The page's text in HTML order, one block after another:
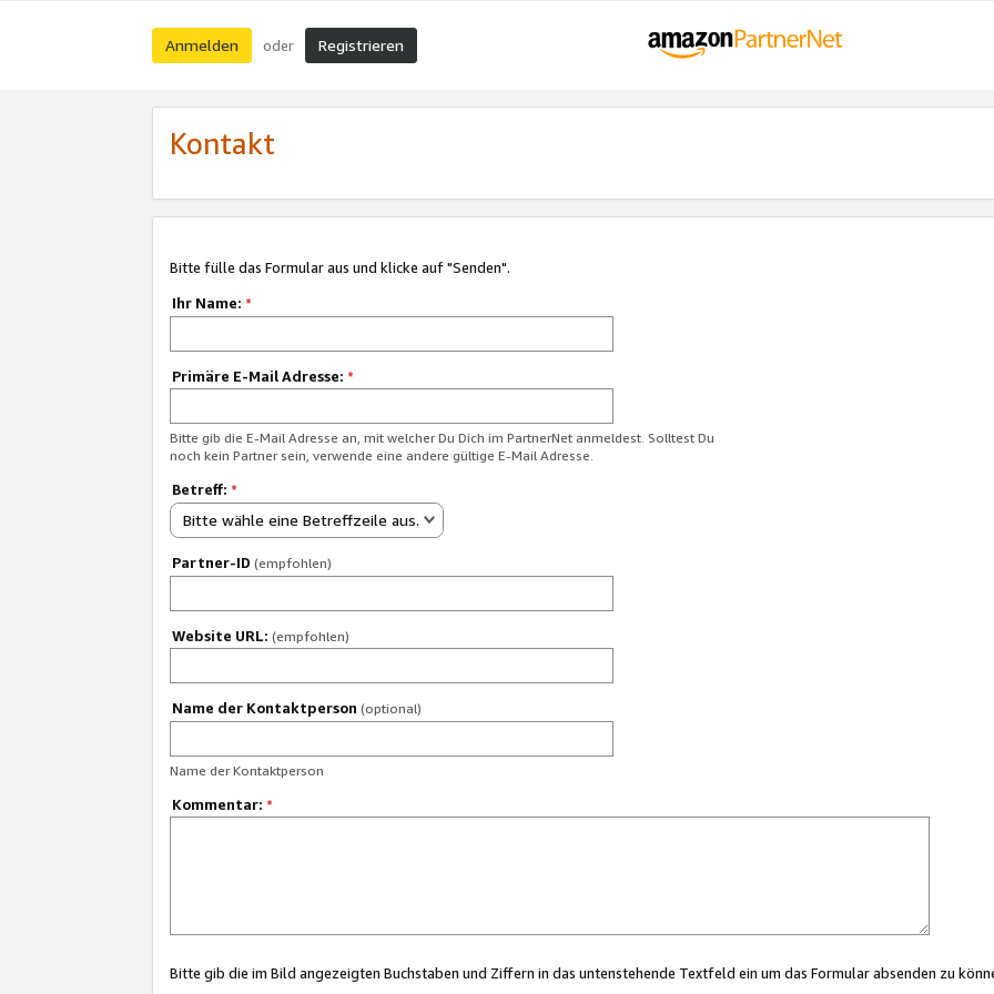
Anmelden oder Registrieren
Kontakt
Bitte fülle das Formular aus und klicke auf "Senden".
Ihr Name: *
Primäre E-Mail Adresse: *
Bitte gib die E-Mail Adresse an, mit welcher Du Dich im PartnerNet anmeldest. Solltest Du
noch kein Partner sein, verwende eine andere gültige E-Mail Adresse.
Betreff: *
Bitte wähle eine Betreffzeile aus.
Partner-ID (empfohlen)
Website URL: (empfohlen)
Name der Kontaktperson (optional)
Name der Kontaktperson
Kommentar: *
Bitte gib die im Bild angezeigten Buchstaben und Ziffern in das untenstehende Textfeld ein um das Formular absenden zu